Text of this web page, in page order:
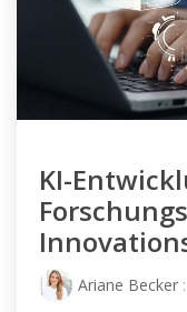
KI-
Ariane Becker